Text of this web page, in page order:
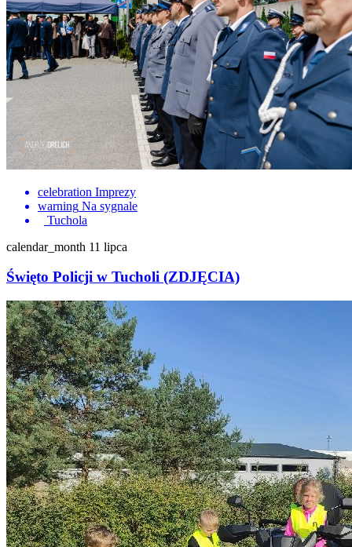
celebration Imprezy
warning Na sygnale
Tuchola
calendar_month 11 lipca
Święto Policji w Tucholi (ZDJĘCIA)